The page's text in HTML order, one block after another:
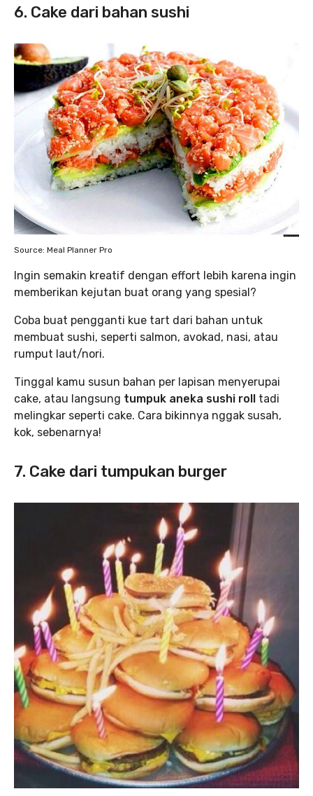
6. Cake dari bahan sushi
Source: Meal Planner Pro
Ingin semakin kreatif dengan effort lebih karena ingin
memberikan kejutan buat orang yang spesial?
Coba buat pengganti kue tart dari bahan untuk
membuat sushi, seperti salmon, avokad, nasi, atau
rumput laut/nori.
Tinggal kamu susun bahan per lapisan menyerupai
cake, atau langsung tumpuk aneka sushi roll tadi
melingkar seperti cake. Cara bikinnya nggak susah,
kok, sebenarnya!
7. Cake dari tumpukan burger